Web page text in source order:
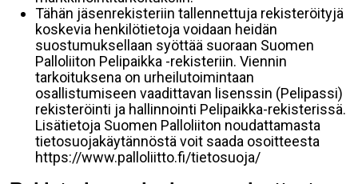
Tähän jäsenrekisteriin tallennettuja rekisteröityjä
koskevia henkilötietoja voidaan heidän
suostumuksellaan syöttää suoraan Suomen
Palloliiton Pelipaikka -rekisteriin. Viennin
tarkoituksena on urheilutoimintaan
osallistumiseen vaadittavan lisenssin (Pelipassi)
rekisteröinti ja hallinnointi Pelipaikka-rekisterissä.
Lisätietoja Suomen Palloliiton noudattamasta
tietosuojakäytännöstä voit saada osoitteesta
https://www.palloliitto.fi/tietosuoja/